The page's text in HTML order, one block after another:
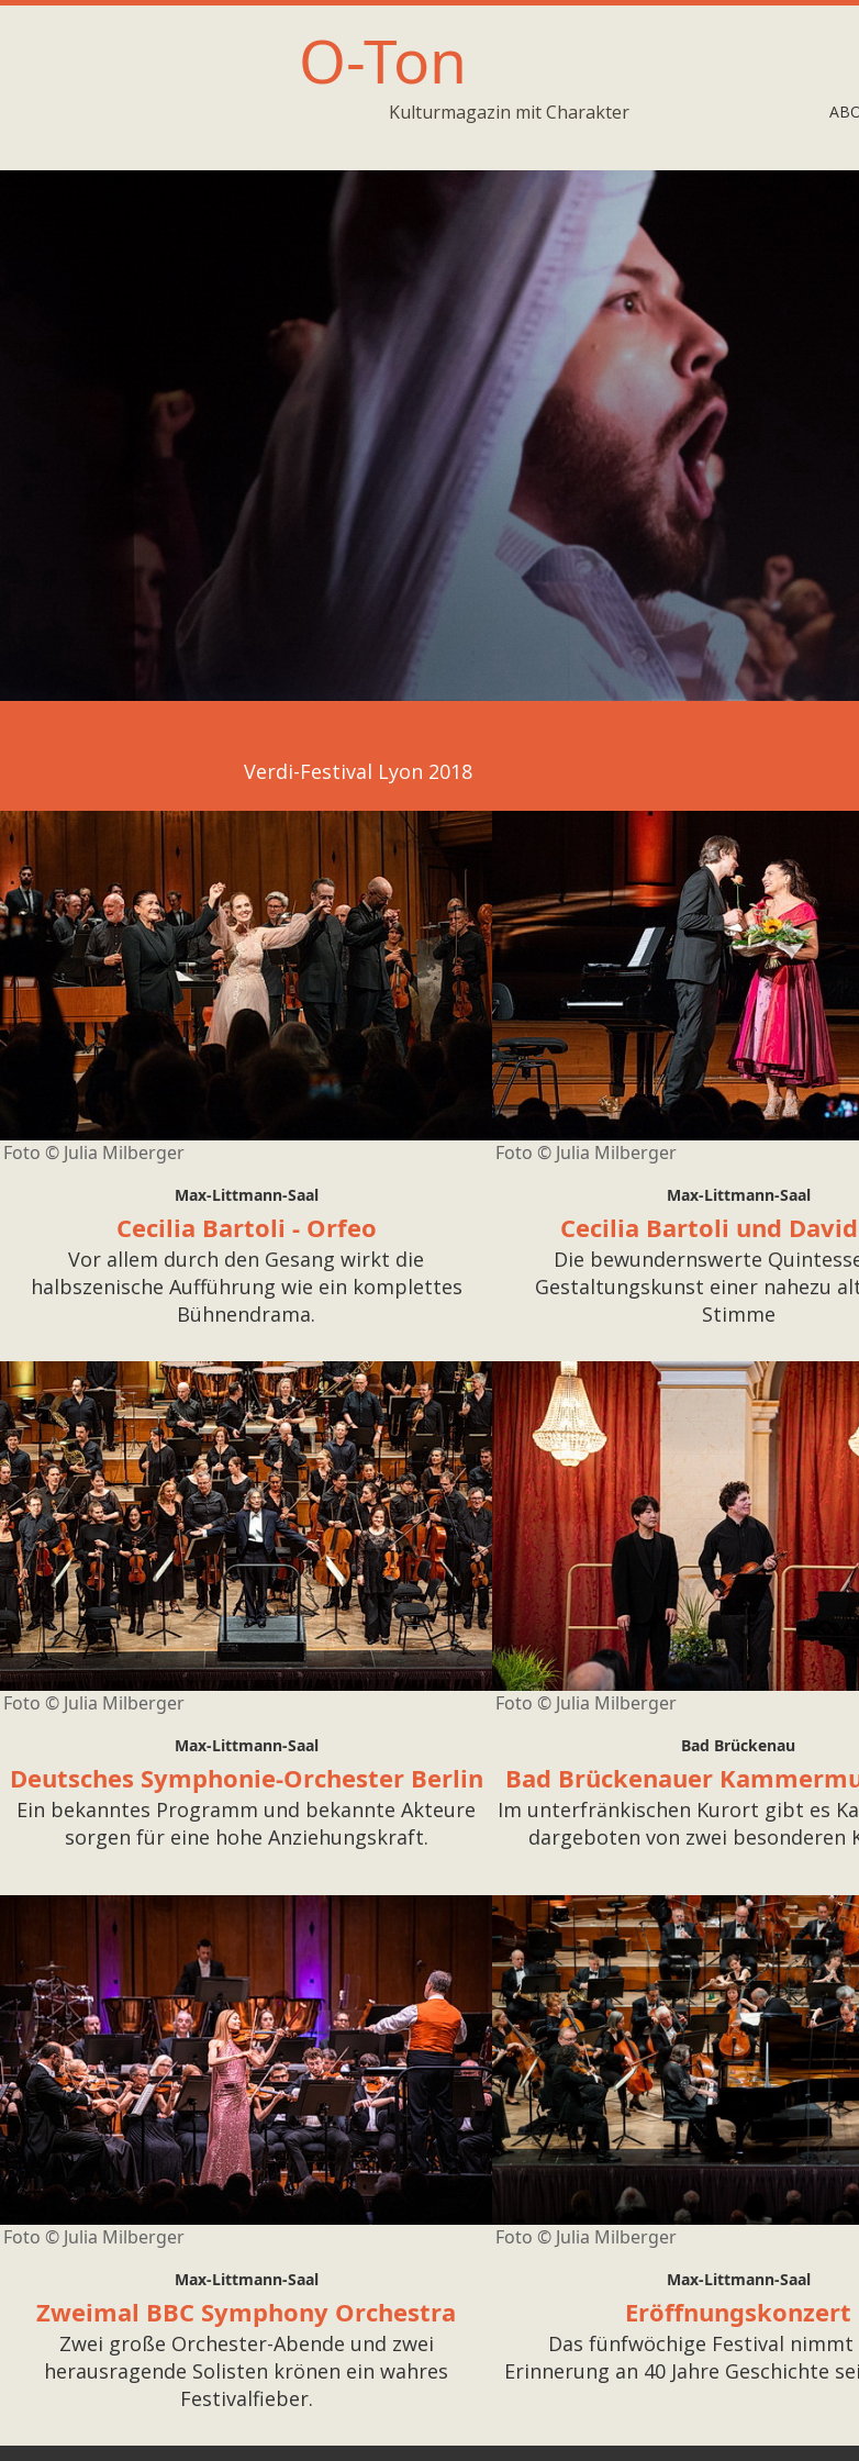
O-Ton
Kulturmagazin mit Charakter
Verdi-Festival Lyon 2018
Foto © Julia Milberger
Max-Littmann-Saal
Cecilia Bartoli - Orfeo
Vor allem durch den Gesang wirkt die
halbszenische Aufführung wie ein komplettes
Bühnendrama.
Foto © Julia Milberger
Max-Littmann-Saal
Cecilia Bartoli und
Die bewundernswerte
Gestaltungskunst einer nahezu
Stimme
Foto © Julia Milberger
Max-Littmann-Saal
Deutsches Symphonie-Orchester Berlin
Ein bekanntes Programm und bekannte Akteure
sorgen für eine hohe Anziehungskraft.
Foto © Julia Milberger
Bad Brückenau
Bad Brückenauer
Im unterfränkischen Kurort gibt es
dargeboten von zwei besonderen
Foto © Julia Milberger
Max-Littmann-Saal
Zweimal BBC Symphony Orchestra
Zwei große Orchester-Abende und zwei
herausragende Solisten krönen ein wahres
Festivalfieber.
Foto © Julia Milberger
Max-Littmann-Saal
Eröffnungskonzert
Das fünfwöchige Festival
Erinnerung an 40 Jahre Geschichte